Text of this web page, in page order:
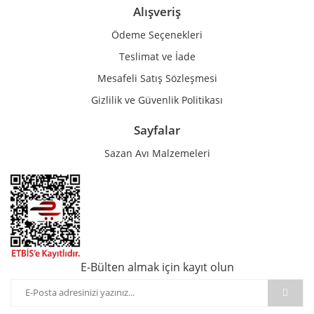
Alışveriş
Ödeme Seçenekleri
Teslimat ve İade
Mesafeli Satış Sözleşmesi
Gizlilik ve Güvenlik Politikası
Sayfalar
Sazan Avı Malzemeleri
E-Bülten almak için kayıt olun